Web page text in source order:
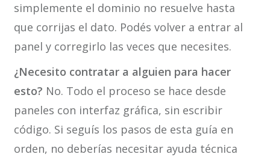
simplemente el dominio no resuelve hasta
que corrijas el dato. Podés volver a entrar al
panel y corregirlo las veces que necesites.
¿Necesito contratar a alguien para hacer
esto? No. Todo el proceso se hace desde
paneles con interfaz gráfica, sin escribir
código. Si seguís los pasos de esta guía en
orden, no deberías necesitar ayuda técnica